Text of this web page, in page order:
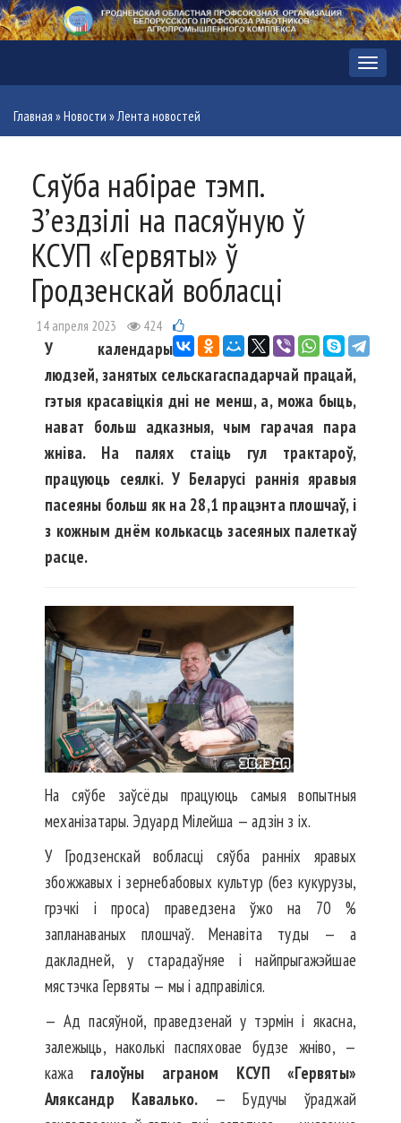
Меню
Главная »Новости »Лента новостей
Сяўба набірае тэмп.
З’ездзілі на пасяўную ў
КСУП «Гервяты» ў
Гродзенскай вобласці
14 апреля 2023 424
У календары
людзей, занятых сельскагаспадарчай працай,
гэтыя красавіцкія дні не менш, а, можа быць,
нават больш адказныя, чым гарачая пара
жніва. На палях стаіць гул трактароў,
працуюць сеялкі. У Беларусі раннія яравыя
пасеяны больш як на 28,1 працэнта плошчаў, і
з кожным днём колькасць засеяных палеткаў
расце.
На сяўбе заўсёды працуюць самыя вопытныя
механізатары. Эдуард Мілейша — адзін з іх.
У Гродзенскай вобласці сяўба ранніх яравых
збожжавых і зернебабовых культур (без кукурузы,
грэчкі і проса) праведзена ўжо на 70 %
запланаваных плошчаў. Менавіта туды — а
дакладней, у старадаўняе і найпрыгажэйшае
мястэчка Гервяты — мы і адправіліся.
— Ад пасяўной, праведзенай у тэрмін і якасна,
залежыць, наколькі паспяховае будзе жніво, —
кажа галоўны аграном КСУП «Гервяты»
Аляксандр Кавалько. — Будучы ўраджай